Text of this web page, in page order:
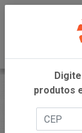
produtos